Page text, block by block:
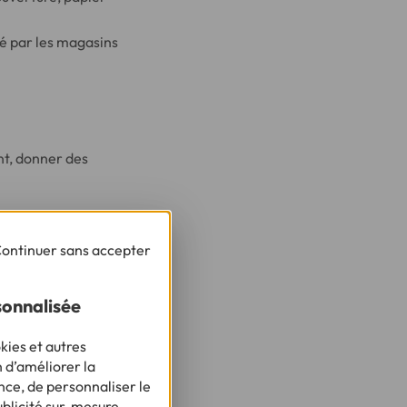
par les magasins
donner des
titre que les
de
Pensez
avec plus de
sans accepter
et autres
la
de personnaliser le